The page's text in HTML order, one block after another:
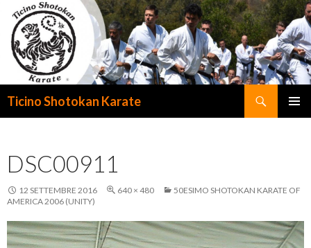
Ticino Shotokan Karate
DSC00911
12 SETTEMBRE 2016 640 × 480
50ESIMO SHOTOKAN KARATE OF
AMERICA 2006 (UNITY)